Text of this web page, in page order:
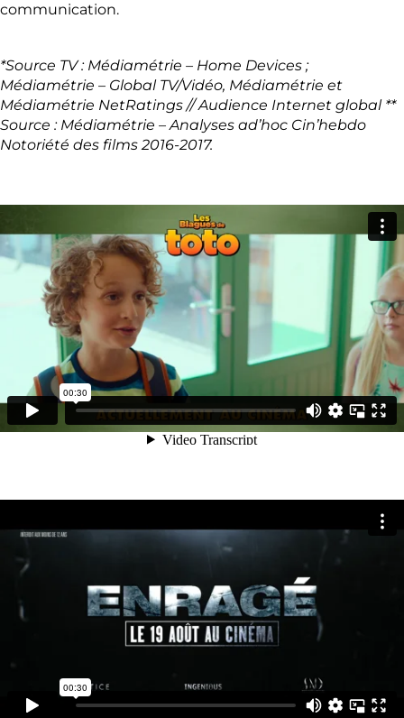
communication.
*Source TV : Médiamétrie – Home Devices ;
Médiamétrie – Global TV/Vidéo, Médiamétrie et
Médiamétrie NetRatings // Audience Internet global **
Source : Médiamétrie – Analyses ad’hoc Cin’hebdo
Notoriété des films 2016-2017.